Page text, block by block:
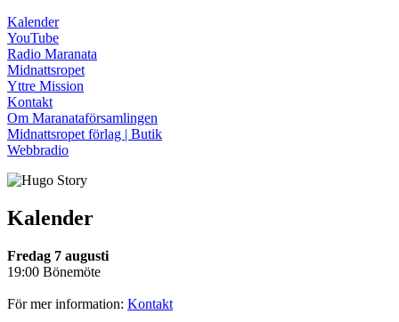
Kalender
YouTube
Radio Maranata
Midnattsropet
Yttre Mission
Kontakt
Om Maranataförsamlingen
Midnattsropet förlag | Butik
Webbradio
Kalender
Fredag 7 augusti
19:00 Bönemöte
För mer information: Kontakt